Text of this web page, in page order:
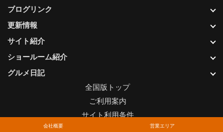
会社概要 営業エリア
更新情報
サイト紹介
ショールーム紹介
グルメ日記
ブログリンク
全国版トップ
ご利用案内
サイト利用条件